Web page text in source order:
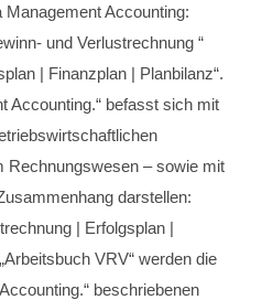
Accounting:
und Verlustrechnung “
| Finanzplan | Planbilanz“.
Accounting.“ befasst sich mit
Rechnungswesen – sowie mit
darstellen:
| Erfolgsplan |
VRV“ werden die
beschriebenen